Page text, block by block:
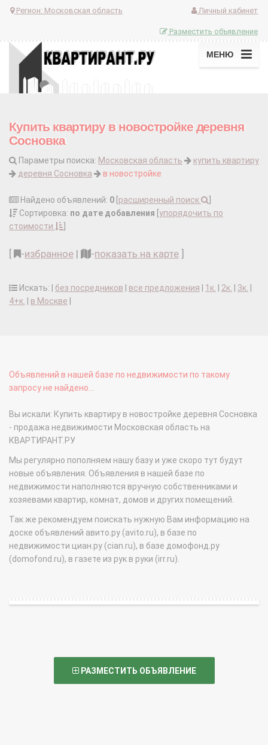
Регион: Московская область Личный кабинет
Разместить объявление
МЕНЮ
Купить квартиру в новостройке деревня
Сосновка
Параметры поиска: Московская область
купить квартиру
деревня Сосновка
в новостройке
Найдено объявлений: 0 расширенный поиск
Сортировка: по дате добавления упорядочить по
стоимости
-избранное | -показать на карте
Искать: | без посредников все предложения 1к. 2к. 3к.
4+к.
в Москве
Объявлений в нашей базе по недвижимости по такому
запросу не найдено...
Вы искали: Купить квартиру в новостройке деревня Сосновка
- продажа недвижимости Московская область на
КВАРТИРАНТ.РУ
Мы регулярно пополняем нашу базу и уже скоро тут будут
новые объявления. Объявления в нашей базе по
недвижимости наполняются вручную собственниками и
хозяевами квартир, комнат, домов и других помещений.
Так же рекомендуем поискать нужную Вам информацию на
доске объявлений авито.ру (avito.ru), в базе по
недвижимости циан.ру (cian.ru), в базе домофонд.ру
(domofond.ru), в газете из рук в руки (irr.ru).
РАЗМЕСТИТЬ ОБЪЯВЛЕНИЕ